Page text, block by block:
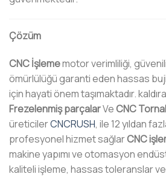
Çözüm
CNC İşlememotor verimliliği,
ömürlülüğü garanti eden hassas
için hayati önem taşımaktadır.
Frezelenmiş parçalarVeCNC
üreticilerCNCRUSH, ile 12 yıldan
profesyonel hizmet sağlarCNC
makine yapımı ve otomasyon
kaliteli işleme, hassas toleranslar